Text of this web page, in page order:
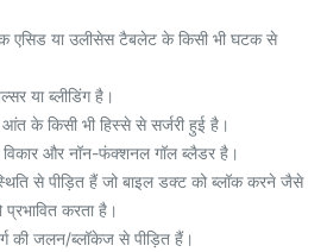
एसिड या उलीसेस टैबलेट के किसी भी घटक से
या ब्लीडिंग है।
के किसी भी हिस्से से सर्जरी हुई है।
और नॉन-फंक्शनल गॉल ब्लैडर है।
से पीड़ित हैं जो बाइल डक्ट को ब्लॉक करने जैसे
प्रभावित करता है।
की जलन/ब्लॉकेज से पीड़ित हैं।